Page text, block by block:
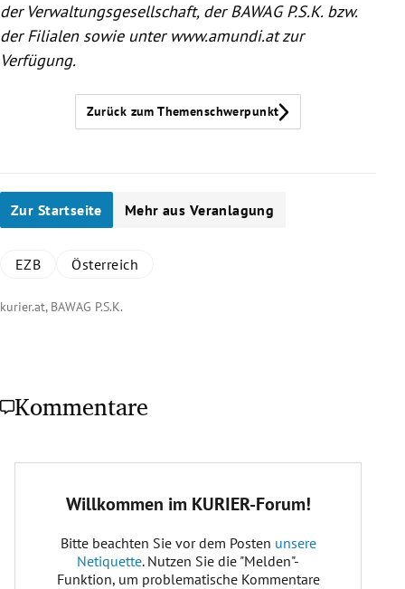
der Verwaltungsgesellschaft, der BAWAG P.S.K. bzw.
der Filialen sowie unter www.amundi.at zur
Verfügung.
Zurück zum Themenschwerpunkt
Zur Startseite Mehr aus Veranlagung
EZB Österreich
kurier.at, BAWAG P.S.K.
Kommentare